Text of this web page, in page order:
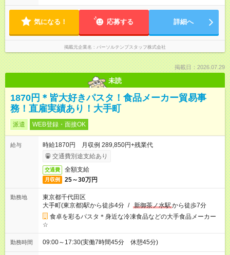
気になる！ 応募する 詳細へ
掲載元企業名 パーソルテンプスタッフ株式会社
掲載日：2026.07.29
未読
1870円＊皆大好きパスタ！食品メーカー貿易事
務！直雇実績あり！大手町
派遣 WEB登録・面接OK
給与
時給1870円 月収例 289,850円+残業代
交通費別途支給あり
交通費 全額支給
月収例 25～30万円
勤務地
東京都千代田区
大手町(東京都)駅から徒歩4分 / 新御茶ノ水駅から徒歩7分
食卓を彩るパスタ＊身近な冷凍食品などの大手食品メーカー
☆
勤務時間 09:00～17:30(実働7時間45分 休憩45分)